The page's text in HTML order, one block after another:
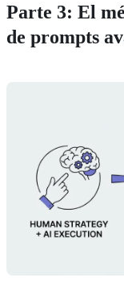
Parte 3: El
de prompts